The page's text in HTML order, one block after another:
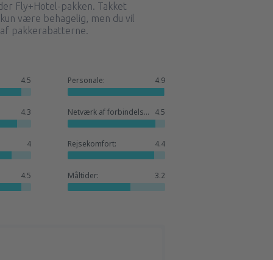
Fly+Hotel-pakken. Takket
være behagelig, men du vil
pakkerabatterne.
4.5 Personale: 4.9
4.3 Netværk af forbindelser: 4.5
4 Rejsekomfort: 4.4
4.5 Måltider: 3.2